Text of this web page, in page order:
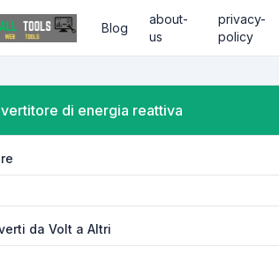
Blog
about-
us
privacy-
policy
di energia reattiva
da Volt a Altri